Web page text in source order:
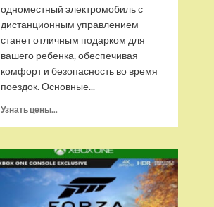
одноместный электромобиль с
дистанционным управлением
станет отличным подарком для
вашего ребенка, обеспечивая
комфорт и безопасность во время
поездок. Основные...
Узнать цены...
Детский
электромобиль
RiverToys
Mercedes-
Benz